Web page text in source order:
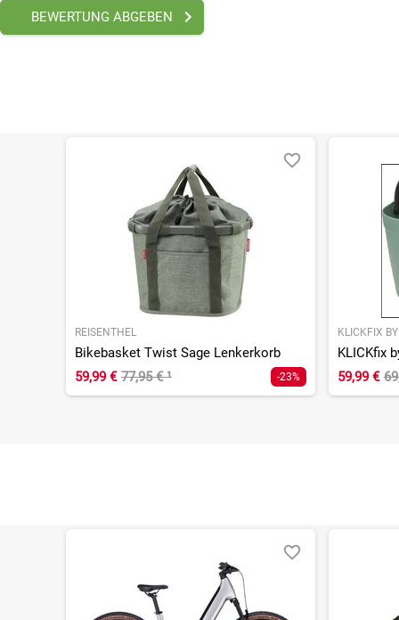
BEWERTUNG ABGEBEN
REISENTHEL
Bikebasket Twist Sage Lenkerkorb
59,99 € 77,95 €¹ -23%
KLICKFIX
59,99 €